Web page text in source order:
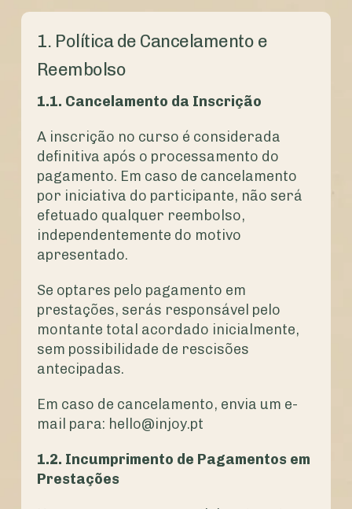
1. Política de Cancelamento e
Reembolso
1.1. Cancelamento da Inscrição
A inscrição no curso é considerada
definitiva após o processamento do
pagamento. Em caso de cancelamento
por iniciativa do participante, não será
efetuado qualquer reembolso,
independentemente do motivo
apresentado.
Se optares pelo pagamento em
prestações, serás responsável pelo
montante total acordado inicialmente,
sem possibilidade de rescisões
antecipadas.
Em caso de cancelamento, envia um e-
mail para: hello@injoy.pt
1.2. Incumprimento de Pagamentos em
Prestações